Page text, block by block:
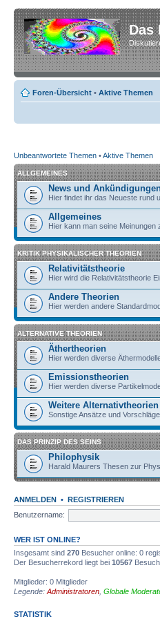
Das
Foren-Übersicht • Aktive Themen
Unbeantwortete Themen •Aktive Themen
ALLGEMEINES
News und
Hier findet ihr das Neueste rund
Allgemeines
Hier kann man seine Meinungen
KRITIK PHYSIKALISCHER THEORIEN
Relativitätstheorie
Hier wird die Relativitätstheorie
Andere Theorien
Hier werden andere
ALTERNATIVE THEORIEN
Äthertheorien
Hier werden diverse
Emissionstheorien
Hier werden diverse
Weitere Alternativtheorien
Sonstige Ansätze und Vorschläge
DAS PRINZIP DES SEINS
Philophysik
Harald Maurers Thesen zur
ANMELDEN • REGISTRIEREN
Benutzername:
WER IST ONLINE?
Insgesamt sind 270 Besucher online: 0
Der Besucherrekord liegt bei 10567
Mitglieder: 0 Mitglieder
Legende: Administratoren Globale
STATISTIK